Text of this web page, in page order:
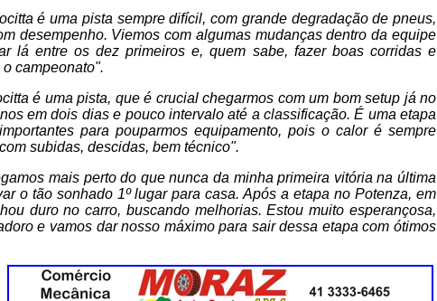
é uma pista sempre difícil, com grande degradação de pneus,
desempenho. Viemos com algumas mudanças dentro da equipe
lá entre os dez primeiros e, quem sabe, fazer boas corridas e
campeonato".
é uma pista, que é crucial chegarmos com um bom setup já no
em dois dias e pouco intervalo até a classificação. É uma etapa
para pouparmos equipamento, pois o calor é sempre
subidas, descidas, bem técnico".
mais perto do que nunca da minha primeira vitória na última
o tão sonhado 1º lugar para casa. Após a etapa no Potenza, em
duro no carro, buscando melhorias. Estou muito esperançosa,
e vamos dar nosso máximo para sair dessa etapa com ótimos